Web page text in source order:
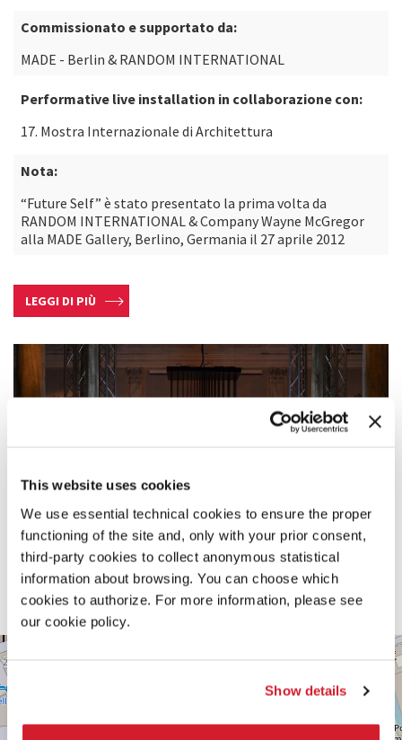
This website uses cookies
We use essential technical cookies to ensure the proper
functioning of the site and, only with your prior consent,
third-party cookies to collect anonymous statistical
information about browsing. You can choose which
cookies to authorize. For more information, please see
our cookie policy.
Show details
Commissionato e supportato da:
MADE - Berlin & RANDOM INTERNATIONAL
Performative live installation in collaborazione con:
17. Mostra Internazionale di Architettura
Nota:
“Future Self” è stato presentato la prima volta da
RANDOM INTERNATIONAL & Company Wayne McGregor
alla MADE Gallery, Berlino, Germania il 27 aprile 2012
LEGGI DI PIÙ
CA’
GIUSTINIAN
SESTIERE
SAN
MARCO